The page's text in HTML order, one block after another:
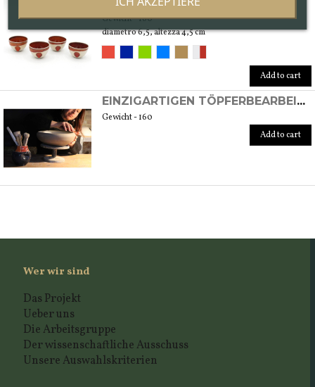
Gewicht - 160
diametro 6,5, altezza 4,5 cm
Add to cart
EINZIGARTIGEN TÖPFERBEARBEITUNG AUF DER DREHSCHEIBE ERLEBNIS
Gewicht - 160
Add to cart
Wer wir sind
Das Projekt
Ueber uns
Die Arbeitsgruppe
Der wissenschaftliche Ausschuss
Unsere Auswahlskriterien